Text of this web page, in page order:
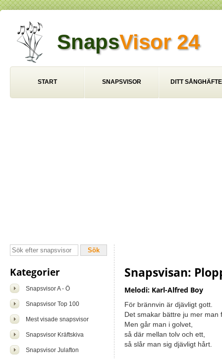
SnapsVisor 24
START SNAPSVISOR DITT SÅNGHÄFTE
Kategorier
Snapsvisor A - Ö
Snapsvisor Top 100
Mest visade snapsvisor
Snapsvisor Kräftskiva
Snapsvisor Julafton
Snapsvisan:
Melodi: Karl-Alfred Boy
För brännvin är djävligt gott.
Det smakar bättre ju mer man
Men går man i golvet,
så där mellan tolv och ett,
så slår man sig djävligt hårt.